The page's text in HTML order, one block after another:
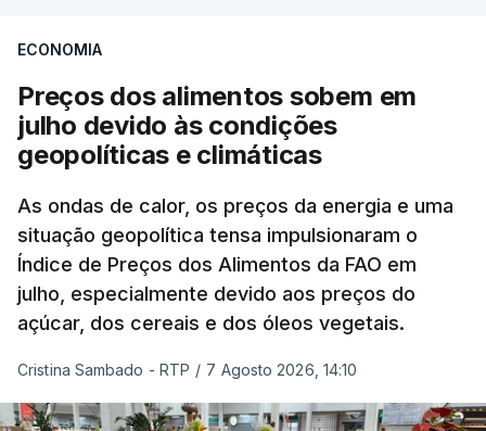
ECONOMIA
Preços dos alimentos sobem em
julho devido às condições
geopolíticas e climáticas
As ondas de calor, os preços da energia e uma
situação geopolítica tensa impulsionaram o
Índice de Preços dos Alimentos da FAO em
julho, especialmente devido aos preços do
açúcar, dos cereais e dos óleos vegetais.
Cristina Sambado - RTP / 7 Agosto 2026, 14:10